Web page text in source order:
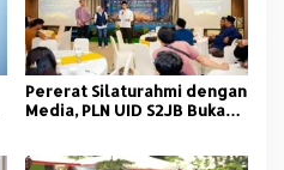
Pererat Silaturahmi dengan
Media, PLN UID S2JB Buka